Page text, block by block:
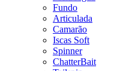
Fundo
Articulada
Camarão
Iscas Soft
Spinner
ChatterBait